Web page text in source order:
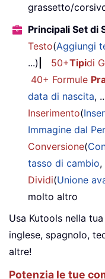
grassetto/
Principali Set di
Testo(Aggiungi
...)
50+Tipidi
40+ Formule
data di nascita,
Inserimento(
Immagine dal
Conversione(
tasso di cambio,
Dividi(Unione
molto altro
Usa Kutools nella
inglese, spagnolo,
altre!
Potenzia le tue